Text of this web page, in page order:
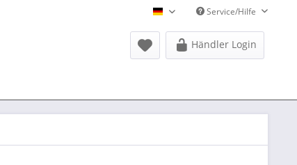
Donausports Deutsch
Service/Hilfe
Händler Login